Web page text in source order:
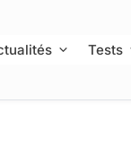
Tests